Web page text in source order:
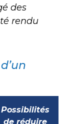
des
rendu
Possibilités
de réduire